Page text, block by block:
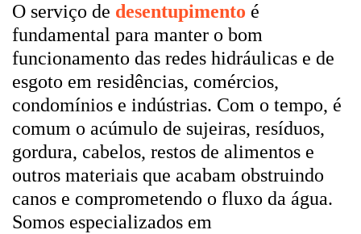
O serviço de desentupimento é
fundamental para manter o bom
funcionamento das redes hidráulicas e de
esgoto em residências, comércios,
condomínios e indústrias. Com o tempo, é
comum o acúmulo de sujeiras, resíduos,
gordura, cabelos, restos de alimentos e
outros materiais que acabam obstruindo
canos e comprometendo o fluxo da água.
Somos especializados em